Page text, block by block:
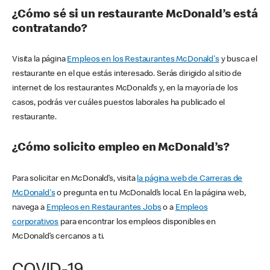
¿Cómo sé si un restaurante McDonald’s está
contratando?
Visita la página Empleos en los Restaurantes McDonald'sy busca el
restaurante en el que estás interesado. Serás dirigido al sitio de
internet de los restaurantes McDonald’s y, en la mayoría de los
casos, podrás ver cuáles puestos laborales ha publicado el
restaurante.
¿Cómo solicito empleo en McDonald’s?
Para solicitar en McDonald’s, visita la página web de Carreras de
McDonald'so pregunta en tu McDonald’s local. En la página web,
navega a Empleos en Restaurantes Jobso a Empleos
corporativos para encontrar los empleos disponibles en
McDonald’s cercanos a ti.